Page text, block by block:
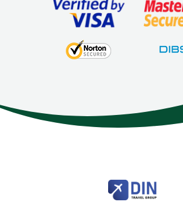
235 39
Telefon040 45 63 50